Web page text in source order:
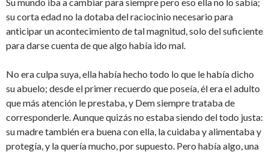
su corta edad no la dotaba del raciocinio necesario para
anticipar un acontecimiento de tal magnitud, solo del suficiente
para darse cuenta de que algo había ido mal.
No era culpa suya, ella había hecho todo lo que le había dicho
su abuelo; desde el primer recuerdo que poseía, él era el adulto
que más atención le prestaba, y Dem siempre trataba de
corresponderle. Aunque quizás no estaba siendo del todo justa:
su madre también era buena con ella, la cuidaba y alimentaba y
protegía, y la quería mucho, por supuesto. Pero había algo, una